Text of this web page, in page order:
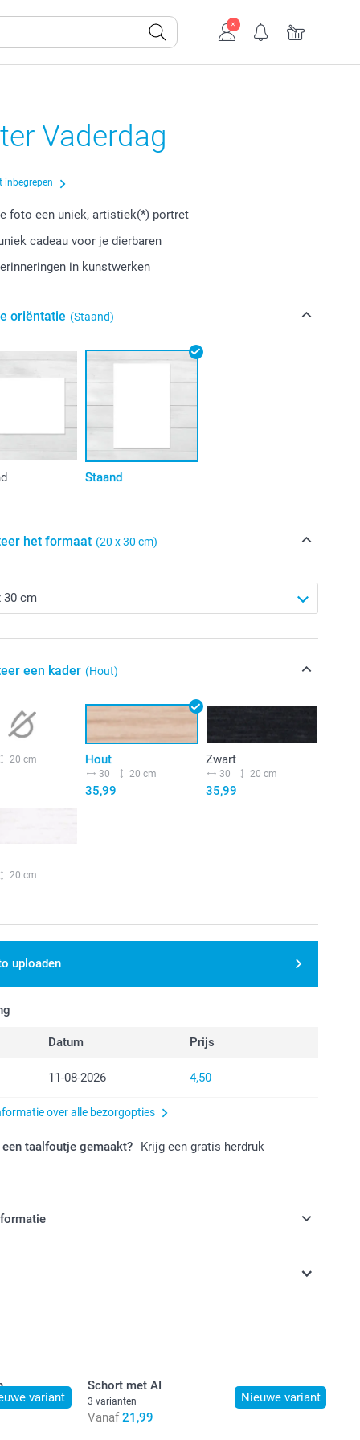
Vaderdag
inbegrepen
foto een uniek, artistiek(*) portret
cadeau voor je dierbaren
in kunstwerken
oriëntatie (Staand)
Staand
het formaat (20 x 30 cm)
een kader (Hout)
20 cm Hout
30 20 cm
35,99
Zwart
30 20 cm
35,99
20 cm
uploaden
Datum Prijs
11-08-2026 4,50
over alle bezorgopties
een taalfoutje gemaakt? Krijg een gratis herdruk
variant
Nieuwe variant
Schort met AI
3 varianten
Vanaf 21,99